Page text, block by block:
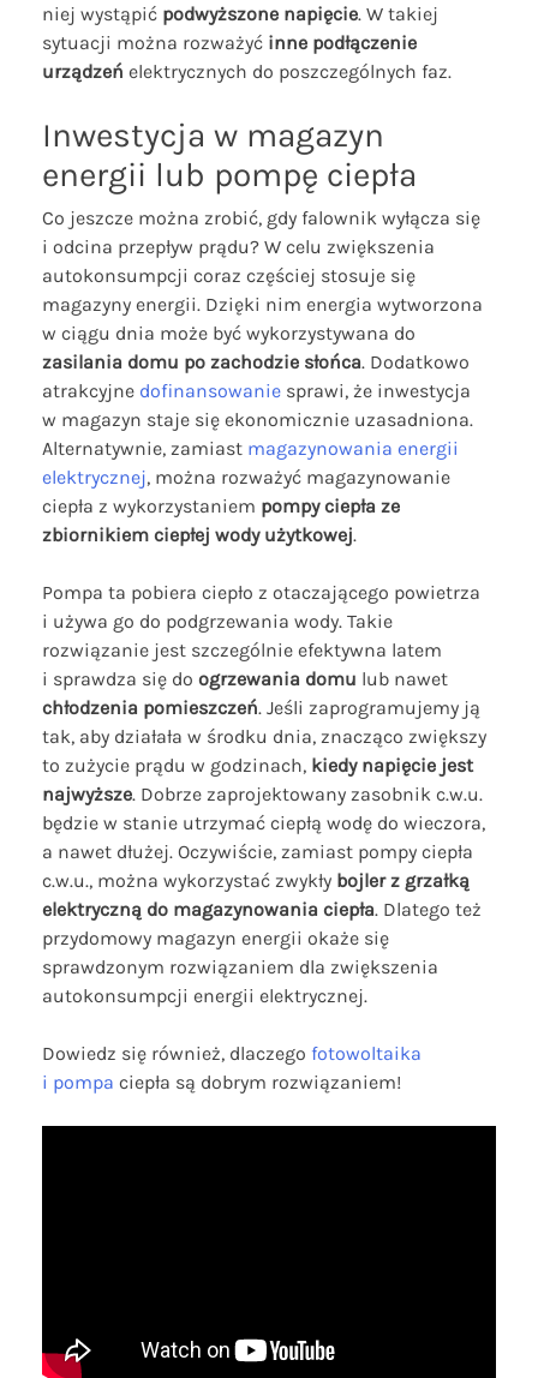
niej wystąpić podwyższone napięcie. W takiej
sytuacji można rozważyć inne podłączenie
urządzeń elektrycznych do poszczególnych faz.
Inwestycja w magazyn
energii lub pompę ciepła
Co jeszcze można zrobić, gdy falownik wyłącza się
i odcina przepływ prądu? W celu zwiększenia
autokonsumpcji coraz częściej stosuje się
magazyny energii. Dzięki nim energia wytworzona
w ciągu dnia może być wykorzystywana do
zasilania domu po zachodzie słońca. Dodatkowo
atrakcyjne dofinansowanie sprawi, że inwestycja
w magazyn staje się ekonomicznie uzasadniona.
Alternatywnie, zamiast magazynowania energii
elektrycznej, można rozważyć magazynowanie
ciepła z wykorzystaniem pompy ciepła ze
zbiornikiem ciepłej wody użytkowej.
Pompa ta pobiera ciepło z otaczającego powietrza
i używa go do podgrzewania wody. Takie
rozwiązanie jest szczególnie efektywna latem
i sprawdza się do ogrzewania domu lub nawet
chłodzenia pomieszczeń. Jeśli zaprogramujemy ją
tak, aby działała w środku dnia, znacząco zwiększy
to zużycie prądu w godzinach, kiedy napięcie jest
najwyższe. Dobrze zaprojektowany zasobnik c.w.u.
będzie w stanie utrzymać ciepłą wodę do wieczora,
a nawet dłużej. Oczywiście, zamiast pompy ciepła
c.w.u., można wykorzystać zwykły bojler z grzałką
elektryczną do magazynowania ciepła. Dlatego też
przydomowy magazyn energii okaże się
sprawdzonym rozwiązaniem dla zwiększenia
autokonsumpcji energii elektrycznej.
Dowiedz się również, dlaczego fotowoltaika
i pompa ciepła są dobrym rozwiązaniem!